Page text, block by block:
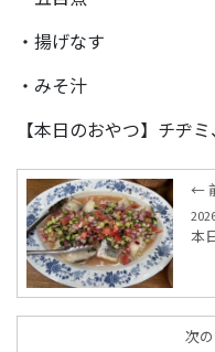
・揚げなす
・みそ汁
【本日のおやつ】チヂ
←
本
次